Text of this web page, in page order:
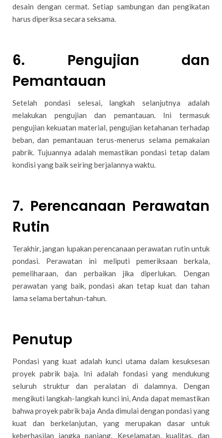
desain dengan cermat. Setiap sambungan dan pengikatan
harus diperiksa secara seksama.
6. Pengujian dan
Pemantauan
Setelah pondasi selesai, langkah selanjutnya adalah
melakukan pengujian dan pemantauan. Ini termasuk
pengujian kekuatan material, pengujian ketahanan terhadap
beban, dan pemantauan terus-menerus selama pemakaian
pabrik. Tujuannya adalah memastikan pondasi tetap dalam
kondisi yang baik seiring berjalannya waktu.
7. Perencanaan Perawatan
Rutin
Terakhir, jangan lupakan perencanaan perawatan rutin untuk
pondasi. Perawatan ini meliputi pemeriksaan berkala,
pemeliharaan, dan perbaikan jika diperlukan. Dengan
perawatan yang baik, pondasi akan tetap kuat dan tahan
lama selama bertahun-tahun.
Penutup
Pondasi yang kuat adalah kunci utama dalam kesuksesan
proyek pabrik baja. Ini adalah fondasi yang mendukung
seluruh struktur dan peralatan di dalamnya. Dengan
mengikuti langkah-langkah kunci ini, Anda dapat memastikan
bahwa proyek pabrik baja Anda dimulai dengan pondasi yang
kuat dan berkelanjutan, yang merupakan dasar untuk
keberhasilan jangka panjang. Keselamatan, kualitas, dan